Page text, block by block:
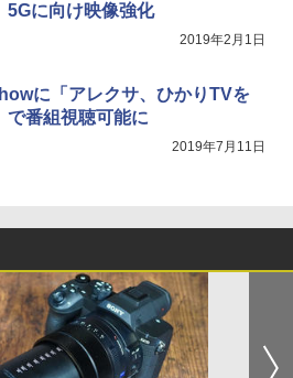
5Gに向け映像強化
2019年2月1日
に「アレクサ、ひかりTVを
で番組視聴可能に
2019年7月11日